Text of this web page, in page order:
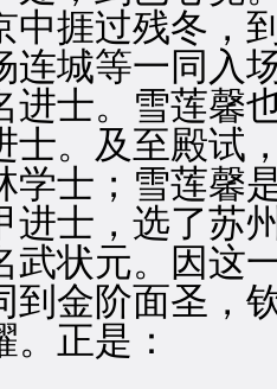
捱过残冬，到
连城等一同入
进士。雪莲馨
士。及至殿试
学士；雪莲馨
进士，选了苏
武状元。因这
到金阶面圣，
正是：